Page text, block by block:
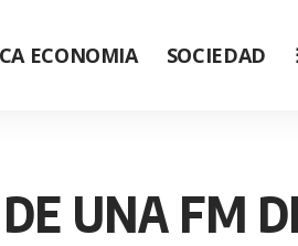
ECONOMIA SOCIEDAD
UNA FM